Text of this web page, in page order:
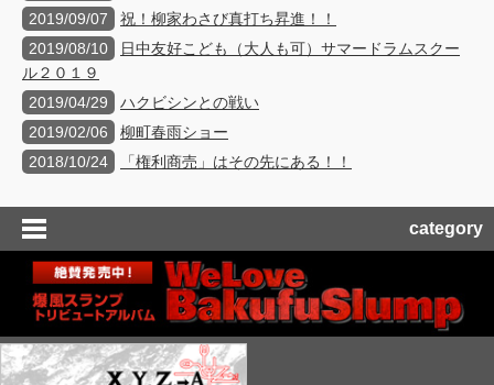
2019/09/07
祝！柳家わさび真打ち昇進！！
2019/08/10
日中友好こども（大人も可）サマードラムスクー
ル２０１９
2019/04/29
ハクビシンとの戦い
2019/02/06
柳町春雨ショー
2018/10/24
「権利商売」はその先にある！！
category